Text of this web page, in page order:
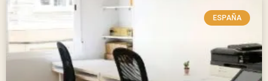
ESPAÑA